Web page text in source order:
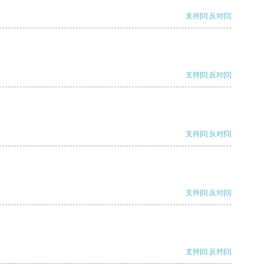
支持[0] 反对[0]
支持[0] 反对[0]
支持[0] 反对[0]
支持[0] 反对[0]
支持[0] 反对[0]